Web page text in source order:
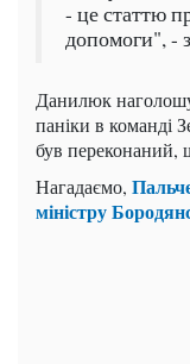
- це статтю
допомоги", -
Данилюк
паніки в команді
був переконаний,
Нагадаємо,
міністру